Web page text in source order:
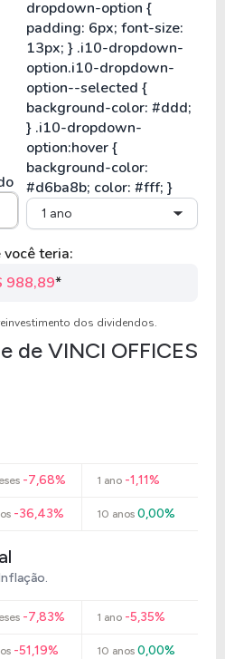
1 ano
você teria:
988,89*
dos dividendos.
de VINCI OFFICES
-7,68% 1 ano-1,11%
-36,43% 10 anos0,00%
-7,83% 1 ano-5,35%
-51,19% 10 anos0,00%